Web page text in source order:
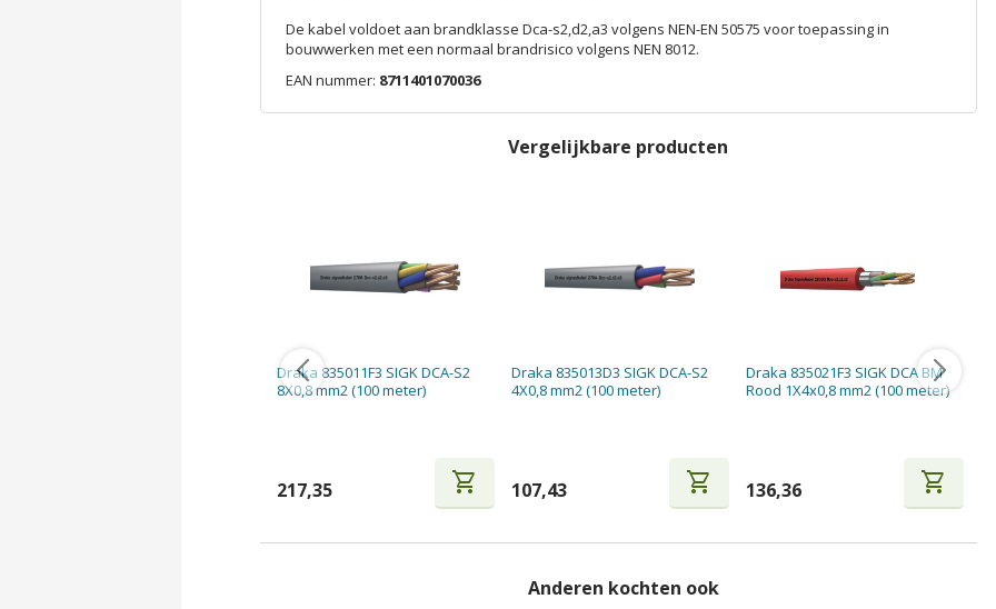
De kabel voldoet aan brandklasse Dca-s2,d2,a3 volgens NEN-EN 50575 voor toepassing in
bouwwerken met een normaal brandrisico volgens NEN 8012.
EAN nummer: 8711401070036
Vergelijkbare producten
Draka 835011F3 SIGK DCA-S2
8X0,8 mm2 (100 meter)
217,35 shopping_cart
Draka 835013D3 SIGK DCA-S2
4X0,8 mm2 (100 meter)
107,43 shopping_cart
Draka 835021F3 SIGK DCA BM
Rood 1X4x0,8 mm2 (100 meter)
136,36 shopping_cart
Anderen kochten ook